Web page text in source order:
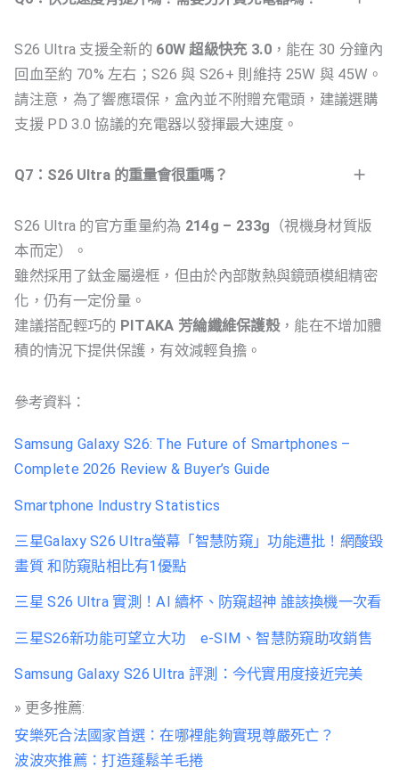
S26 Ultra 支援全新的 60W 超級快充 3.0，能在 30 分鐘內
回血至約 70% 左右；S26 與 S26+ 則維持 25W 與 45W。
請注意，為了響應環保，盒內並不附贈充電頭，建議選購
支援 PD 3.0 協議的充電器以發揮最大速度。
Q7：S26 Ultra 的重量會很重嗎？
S26 Ultra 的官方重量約為 214g – 233g （視機身材質版
本而定）。
雖然採用了鈦金屬邊框，但由於內部散熱與鏡頭模組精密
化，仍有一定份量。
建議搭配輕巧的 PITAKA 芳綸纖維保護殼，能在不增加體
積的情況下提供保護，有效減輕負擔。
參考資料：
Samsung Galaxy S26: The Future of Smartphones –
Complete 2026 Review & Buyer’s Guide
Smartphone Industry Statistics
三星Galaxy S26 Ultra螢幕「智慧防窺」功能遭批！網酸毀
畫質 和防窺貼相比有1優點
三星 S26 Ultra 實測！AI 續杯、防窺超神 誰該換機一次看
三星S26新功能可望立大功 e-SIM、智慧防窺助攻銷售
Samsung Galaxy S26 Ultra 評測：今代實用度接近完美
» 更多推薦:
安樂死合法國家首選：在哪裡能夠實現尊嚴死亡？
波波夾推薦：打造蓬鬆羊毛捲